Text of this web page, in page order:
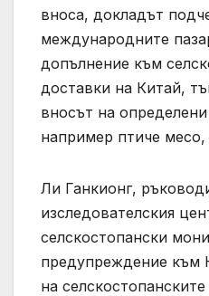
вноса, докладът
международните
допълнение към
доставки на Китай,
вносът на
например птиче месо,
Ли Ганкионг,
изследователския
селскостопански
предупреждение към
на